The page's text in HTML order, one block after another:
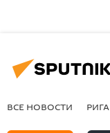
ВСЕ НОВОСТИ РИГА